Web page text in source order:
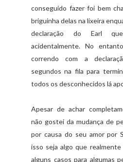
conseguido fazer foi bem
briguinha delas na lixeira
declaração do Earl
acidentalmente. No
correndo com a
segundos na fila para
todos os desconhecidos lá
Apesar de achar
não gostei da mudança de
por causa do seu amor por
isso seja algo que
alguns casos para algumas